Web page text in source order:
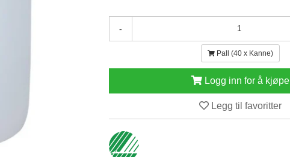
-
Pall (40 x Kanne)
Logg inn for å kjøpe
Legg til favoritter